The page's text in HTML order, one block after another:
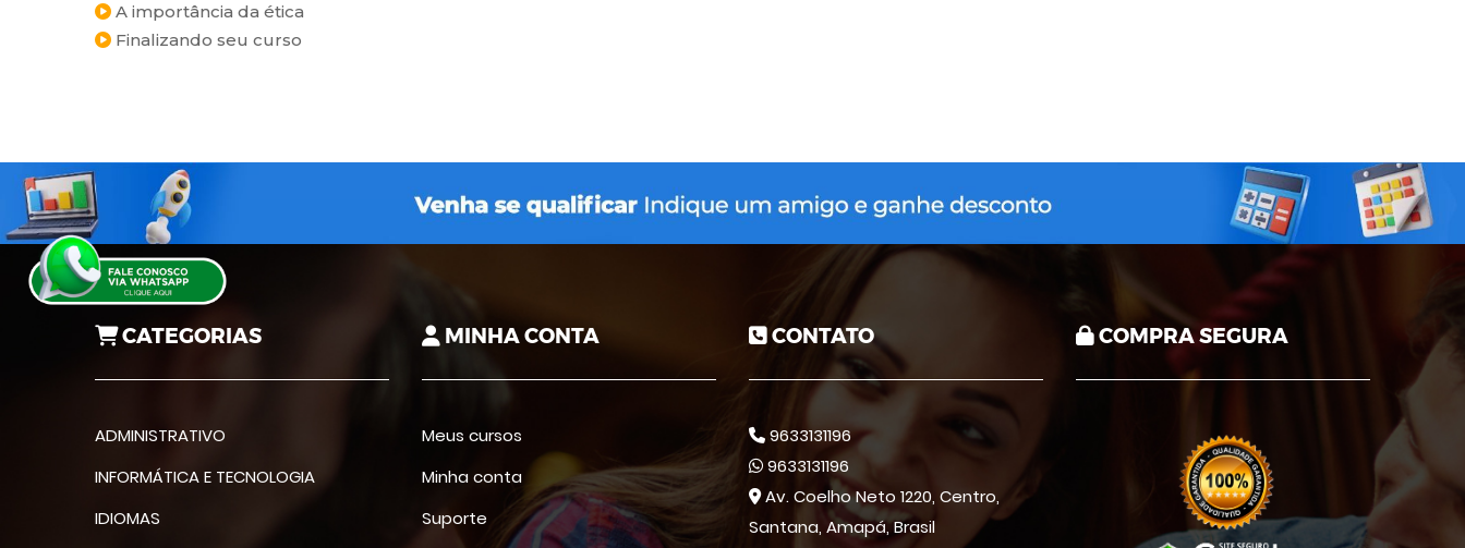
A importância da ética
Finalizando seu curso
CATEGORIAS
ADMINISTRATIVO
INFORMÁTICA E TECNOLOGIA
IDIOMAS
MINHA CONTA
Meus cursos
Minha conta
Suporte
CONTATO
9633131196
9633131196
Av. Coelho Neto 1220, Centro,
Santana, Amapá, Brasil
COMPRA SEGURA